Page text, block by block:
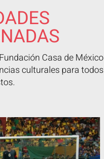
Casa de México
culturales para todos